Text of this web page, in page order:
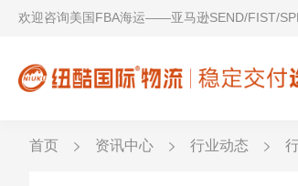
欢迎咨询美国FBA海运——亚马逊SEND/FIST/
首页 资讯中心 行业动态